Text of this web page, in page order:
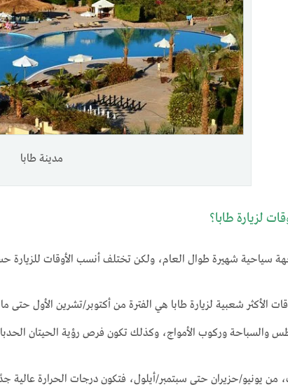
مدينة طابا
لزيارة طابا؟
سياحية شهيرة طوال العام، ولكن تختلف أنسب الأوقات للزيارة
الأكثر شعبية لزيارة طابا هي الفترة من أكتوبر/تشرين الأول حتى
والسباحة وركوب الأمواج، وكذلك تكون فرص رؤية الحيتان
يونيو/حزيران حتى سبتمبر/أيلول، فتكون درجات الحرارة عالية